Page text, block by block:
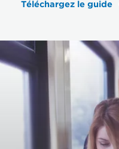
Téléchargez le guide